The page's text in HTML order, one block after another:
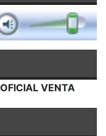
OFICIAL VENTA